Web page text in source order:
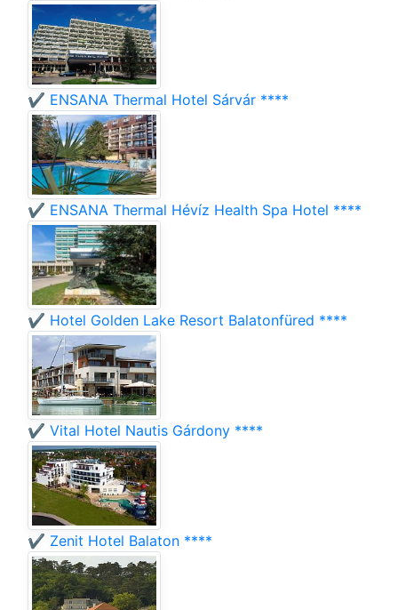
✔️ ENSANA Thermal Hotel Sárvár ****
✔️ ENSANA Thermal Hévíz Health Spa Hotel ****
✔️ Hotel Golden Lake Resort Balatonfüred ****
✔️ Vital Hotel Nautis Gárdony ****
✔️ Zenit Hotel Balaton ****